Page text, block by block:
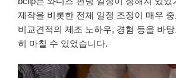
제작을 비롯한 전체 일정 조정이 매우
비교견적의 제조 노하우, 경험 등을 바
히 마칠 수 있었습니다.